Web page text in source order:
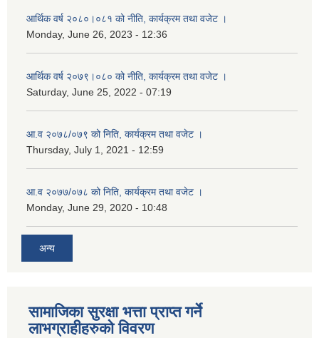
आर्थिक वर्ष २०८०।०८१ को नीति, कार्यक्रम तथा वजेट ।
Monday, June 26, 2023 - 12:36
आर्थिक वर्ष २०७९।०८० को नीति, कार्यक्रम तथा वजेट ।
Saturday, June 25, 2022 - 07:19
आ.व २०७८/०७९ को निति, कार्यक्रम तथा वजेट ।
Thursday, July 1, 2021 - 12:59
आ.व २०७७/०७८ को निति, कार्यक्रम तथा वजेट ।
Monday, June 29, 2020 - 10:48
अन्य
सामाजिका सुरक्षा भत्ता प्राप्त गर्ने
लाभग्राहीहरुको विवरण